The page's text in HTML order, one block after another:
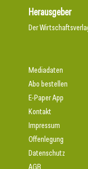
Herausgeber
Der
Mediadaten
Abo bestellen
E-Paper App
Kontakt
Impressum
Offenlegung
Datenschutz
AGB